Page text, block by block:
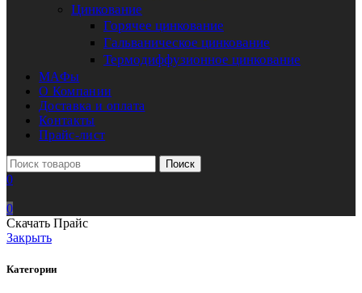
Цинкование
Горячее цинкование
Гальваническое цинкование
Термодиффузионное цинкование
МАФы
О Компании
Доставка и оплата
Контакты
Прайс-лист
Поиск
0
0
Скачать Прайс
Закрыть
Категории